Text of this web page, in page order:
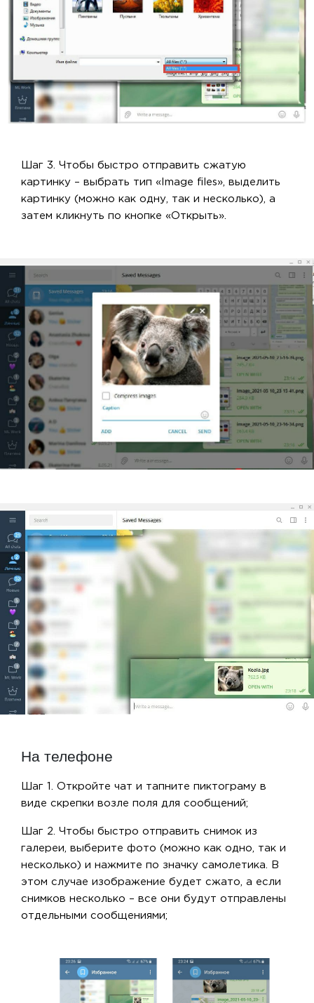
Шаг 3. Чтобы быстро отправить сжатую
картинку – выбрать тип «Image files», выделить
картинку (можно как одну, так и несколько), а
затем кликнуть по кнопке «Открыть».
На телефоне
Шаг 1. Откройте чат и тапните пиктограму в
виде скрепки возле поля для сообщений;
Шаг 2. Чтобы быстро отправить снимок из
галереи, выберите фото (можно как одно, так и
несколько) и нажмите по значку самолетика. В
этом случае изображение будет сжато, а если
снимков несколько – все они будут отправлены
отдельными сообщениями;